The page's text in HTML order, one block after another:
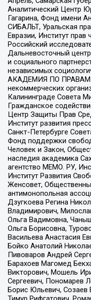
Аналитический Центр
Гагарина, Фонд имени
СИБАЛЬТ, Уральская
Евразии, Институт
Российский
Дальневосточный
и социального
независимых
АКАДЕМИЯ ПО ПРАВАМ
некоммерческих
Калининграде Совета
Гражданское
Центр Защиты Прав
Институт развития
Санкт-Петербурге
Фонд поддержки
Человек и Закон,
наследия академика
агентство МЕМО. РУ,
Институт Развития
Женсовет,
антимонопольная
Дзугкоева Регина
Владимирович,
Ольга Вадимовна,
Ольга Борисовна,
Васильева Анастасия
Бойко Анатолий
Пивоваров Андрей
Барахоев Магомед
Викторович, Мошель
Сергеевич, Пономарев
Борис Юльевич, Созаев